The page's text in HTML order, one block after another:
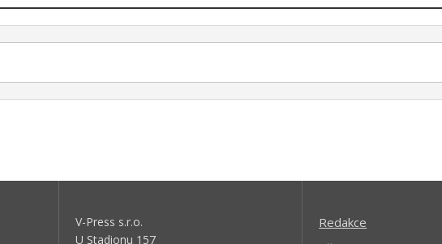
V-Press s.r.o.
U Stadionu 157
Redakce